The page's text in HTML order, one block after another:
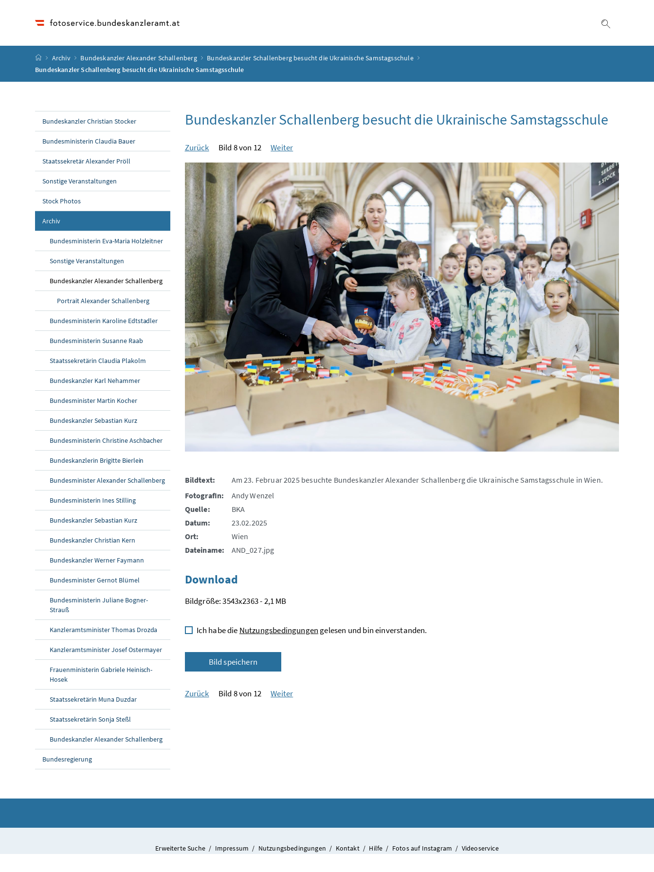
Startseite
Archiv Bundeskanzler Alexander Schallenberg
Bundeskanzler Schallenberg besucht die Ukrainische Samstagsschule
Bundeskanzler Schallenberg besucht die Ukrainische Samstagsschule
Bundeskanzler Christian Stocker
Bundesministerin Claudia Bauer
Staatssekretär Alexander Pröll
Sonstige Veranstaltungen
Stock Photos
Archiv
Bundesministerin Eva-Maria Holzleitner
Sonstige Veranstaltungen
Bundeskanzler Alexander Schallenberg
Portrait Alexander Schallenberg
Bundesministerin Karoline Edtstadler
Bundesministerin Susanne Raab
Staatssekretärin Claudia Plakolm
Bundeskanzler Karl Nehammer
Bundesminister Martin Kocher
Bundeskanzler Sebastian Kurz
Bundesministerin Christine Aschbacher
Bundeskanzlerin Brigitte Bierlein
Bundesminister Alexander Schallenberg
Bundesministerin Ines Stilling
Bundeskanzler Sebastian Kurz
Bundeskanzler Christian Kern
Bundeskanzler Werner Faymann
Bundesminister Gernot Blümel
Bundesministerin Juliane Bogner-
Strauß
Kanzleramtsminister Thomas Drozda
Kanzleramtsminister Josef Ostermayer
Frauenministerin Gabriele Heinisch-
Hosek
Staatssekretärin Muna Duzdar
Staatssekretärin Sonja Steßl
Bundeskanzler Alexander Schallenberg
Bundesregierung
Bundeskanzler Schallenberg besucht die Ukrainische Samstagsschule
Zurück Bild 8 von 12 Weiter
Bildtext:
Am 23. Februar 2025 besuchte Bundeskanzler Alexander Schallenberg die Ukrainische Samstagsschule in Wien.
FotografIn:
Andy Wenzel
Quelle:
BKA
Datum:
23.02.2025
Ort:
Wien
Dateiname:
AND_027.jpg
Download
Bildgröße: 3543x2363 - 2,1 MB
Ich habe die Nutzungsbedingungen gelesen und bin einverstanden.
Bild speichern
Zurück Bild 8 von 12 Weiter
Erweiterte Suche / Impressum / Nutzungsbedingungen / Kontakt / Hilfe / Fotos auf Instagram / Videoservice